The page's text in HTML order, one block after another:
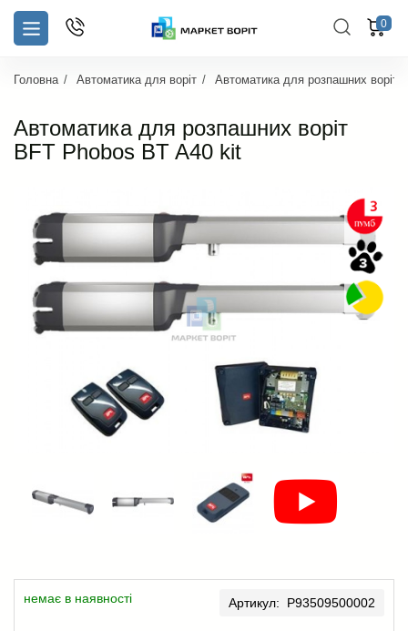
0
Головна Автоматика для воріт Автоматика для розпашних воріт
Автоматика для розпашних воріт
BFT Phobos BT A40 kit
немає в наявності Артикул: P93509500002